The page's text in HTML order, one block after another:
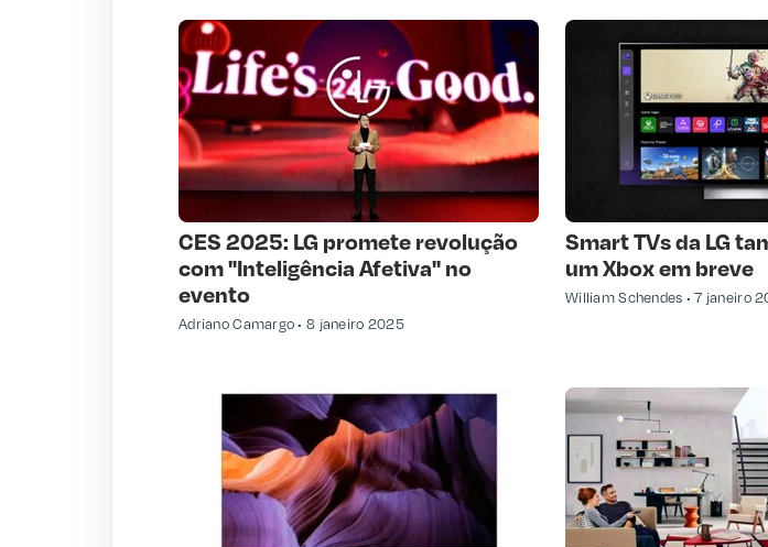
CES 2025: LG promete revolução
com "Inteligência Afetiva" no
evento
Adriano Camargo 8 janeiro 2025
Smart TVs da LG
um Xbox em breve
William Schendes 7 janeiro